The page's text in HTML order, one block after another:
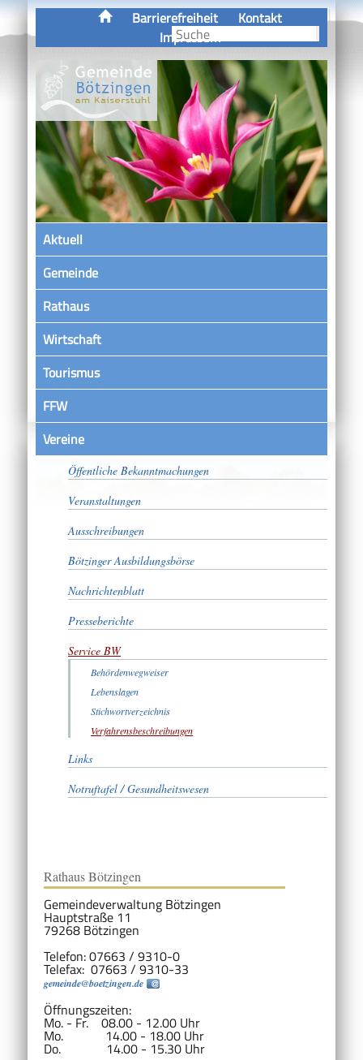
Barrierefreiheit
Kontakt
Impressum
Aktuell
Gemeinde
Rathaus
Wirtschaft
Tourismus
FFW
VereineSatzungen
Öffentliche Bekanntmachungen
Veranstaltungen
Ausschreibungen
Bötzinger Ausbildungsbörse
Nachrichtenblatt
Presseberichte
Service BW
Behördenwegweiser
Lebenslagen
Stichwortverzeichnis
Verfahrensbeschreibungen
Links
Notruftafel / Gesundheitswesen
Rathaus Bötzingen
Gemeindeverwaltung Bötzingen
Hauptstraße 11
79268 Bötzingen
Telefon: 07663 / 9310-0
Telefax: 07663 / 9310-33
gemeinde@boetzingen.de
Öffnungszeiten:
Mo. - Fr. 08.00 - 12.00 Uhr
Mo. 14.00 - 18.00 Uhr
Do. 14.00 - 15.30 Uhr